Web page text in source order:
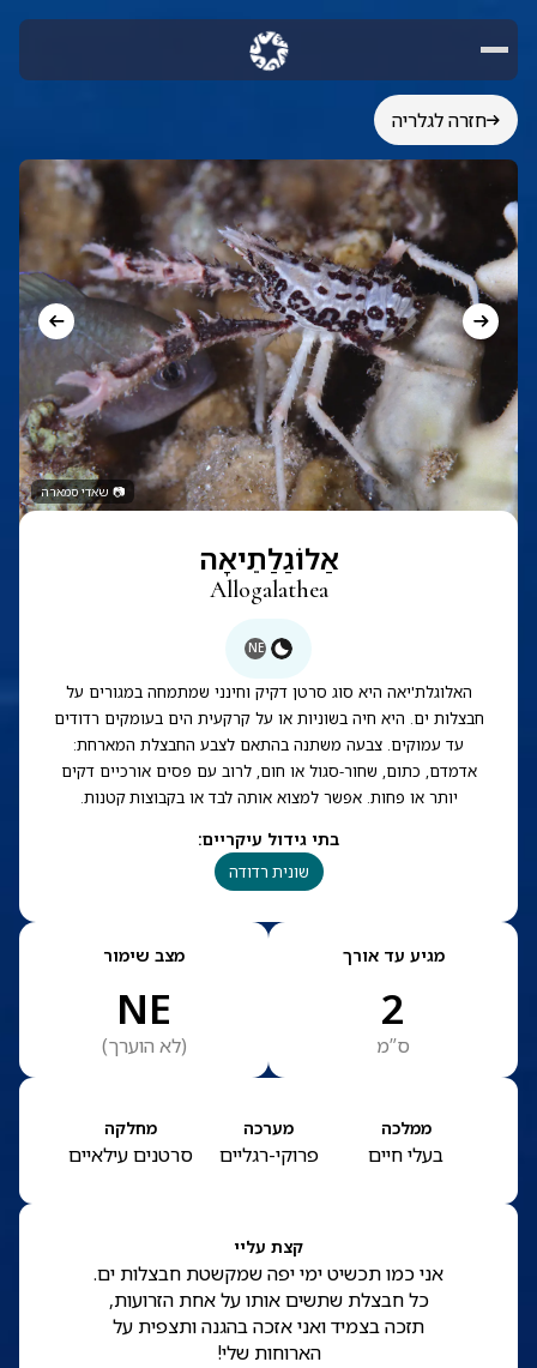
חזרה לגלריה
📷 שאדי סמארה
אַלוֹגַלַתֵיאָה
Allogalathea
NE
האלוגלת'יאה היא סוג סרטן דקיק וחינני שמתמחה במגורים על
חבצלות ים. היא חיה בשוניות או על קרקעית הים בעומקים רדודים
עד עמוקים. צבעה משתנה בהתאם לצבע החבצלת המארחת:
אדמדם, כתום, שחור-סגול או חום, לרוב עם פסים אורכיים דקים
יותר או פחות. אפשר למצוא אותה לבד או בקבוצות קטנות.
בתי גידול עיקריים:
שונית רדודה
מגיע עד אורך
2
ס”מ
מצב שימור
NE
(לא הוערך)
ממלכה
בעלי חיים
מערכה
פרוקי-רגליים
מחלקה
סרטנים עילאיים
קצת עליי
אני כמו תכשיט ימי יפה שמקשטת חבצלות ים.
כל חבצלת שתשים אותו על אחת הזרועות,
תזכה בצמיד ואני אזכה בהגנה ותצפית על
הארוחות שלי!